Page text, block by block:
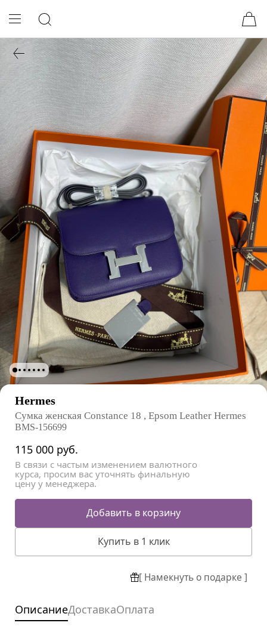
Hermes
Сумка женская Constance 18 , Epsom Leather Hermes
BMS-156699
115 000 руб.
В связи с частым изменением валютного
курса, просим вас уточнять финальную
цену у менеджера.
Добавить в корзину
Купить в 1 клик
[ Намекнуть о подарке ]
ОписаниеДоставкаОплата